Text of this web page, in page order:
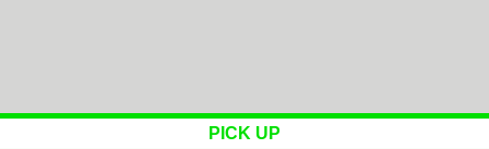
PICK UP